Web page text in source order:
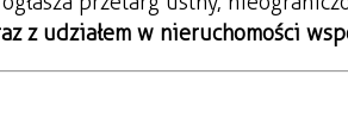
z udziałem w nieruchomości